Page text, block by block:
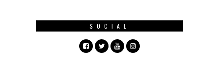
SOCIAL